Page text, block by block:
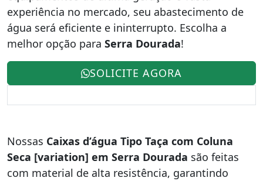
experiência no mercado, seu abastecimento de
água será eficiente e ininterrupto. Escolha a
melhor opção para Serra Dourada!
SOLICITE AGORA
Nossas Caixas d’água Tipo Taça com Coluna
Seca [variation] em Serra Dourada são feitas
com material de alta resistência, garantindo